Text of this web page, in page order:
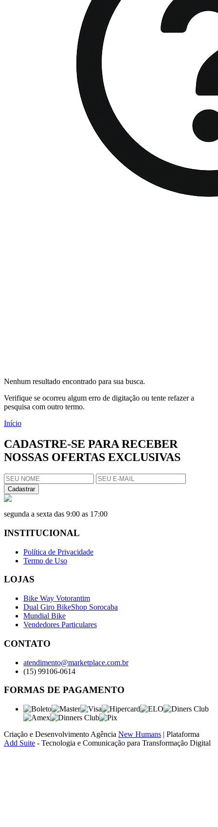
Nenhum resultado encontrado para sua busca.
Verifique se ocorreu algum erro de digitação ou tente refazer a
pesquisa com outro termo.
Início
CADASTRE-SE PARA RECEBER
NOSSAS OFERTAS EXCLUSIVAS
Cadastrar
segunda a sexta das 9:00 as 17:00
INSTITUCIONAL
Política de Privacidade
Termo de Uso
LOJAS
Bike Way Votorantim
Dual Giro BikeShop Sorocaba
Mundial Bike
Vendedores Particulares
CONTATO
atendimento@marketplace.com.br
(15) 99106-0614
FORMAS DE PAGAMENTO
Criação e Desenvolvimento Agência New Humans | Plataforma
Add Suite - Tecnologia e Comunicação para Transformação Digital